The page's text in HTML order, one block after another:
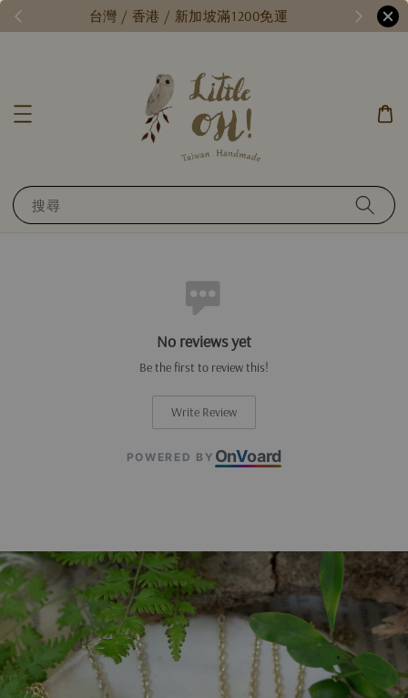
台灣 / 香港 / 新加坡滿1200免運
搜尋
No reviews yet
Be the first to review this!
Write Review
POWERED BY OnVoard